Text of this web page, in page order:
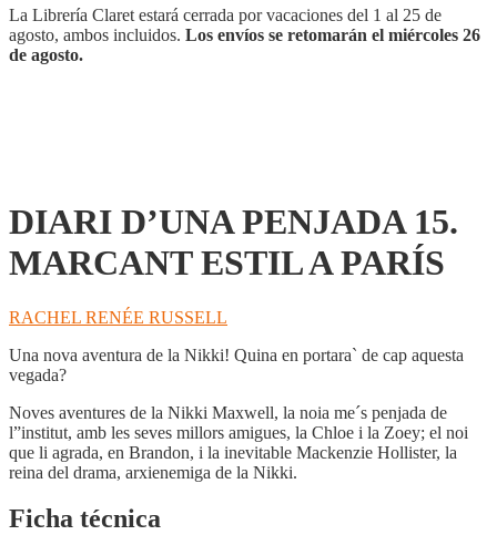
A
PARÍS
cantidad
La Librería Claret estará cerrada por vacaciones del 1 al 25 de
agosto, ambos incluidos. Los envíos se retomarán el miércoles 26
de agosto.
DIARI D’UNA PENJADA 15.
MARCANT ESTIL A PARÍS
RACHEL RENÉE RUSSELL
Una nova aventura de la Nikki! Quina en portara` de cap aquesta
vegada?
Noves aventures de la Nikki Maxwell, la noia me´s penjada de
l”institut, amb les seves millors amigues, la Chloe i la Zoey; el noi
que li agrada, en Brandon, i la inevitable Mackenzie Hollister, la
reina del drama, arxienemiga de la Nikki.
Ficha técnica